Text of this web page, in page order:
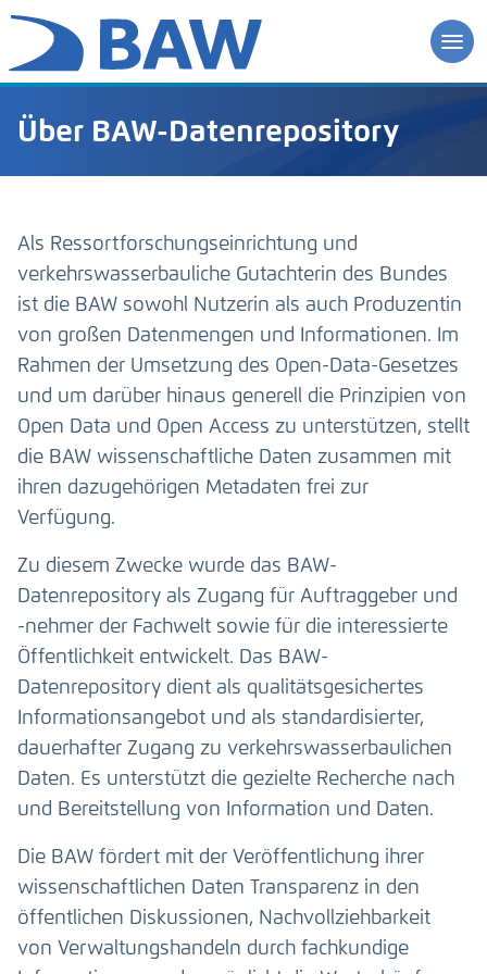
Über BAW-Datenrepository
Als Ressortforschungseinrichtung und
verkehrswasserbauliche Gutachterin des Bundes
ist die BAW sowohl Nutzerin als auch Produzentin
von großen Datenmengen und Informationen. Im
Rahmen der Umsetzung des Open-Data-Gesetzes
und um darüber hinaus generell die Prinzipien von
Open Data und Open Access zu unterstützen, stellt
die BAW wissenschaftliche Daten zusammen mit
ihren dazugehörigen Metadaten frei zur
Verfügung.
Zu diesem Zwecke wurde das BAW-
Datenrepository als Zugang für Auftraggeber und
-nehmer der Fachwelt sowie für die interessierte
Öffentlichkeit entwickelt. Das BAW-
Datenrepository dient als qualitätsgesichertes
Informationsangebot und als standardisierter,
dauerhafter Zugang zu verkehrswasserbaulichen
Daten. Es unterstützt die gezielte Recherche nach
und Bereitstellung von Information und Daten.
Die BAW fördert mit der Veröffentlichung ihrer
wissenschaftlichen Daten Transparenz in den
öffentlichen Diskussionen, Nachvollziehbarkeit
von Verwaltungshandeln durch fachkundige